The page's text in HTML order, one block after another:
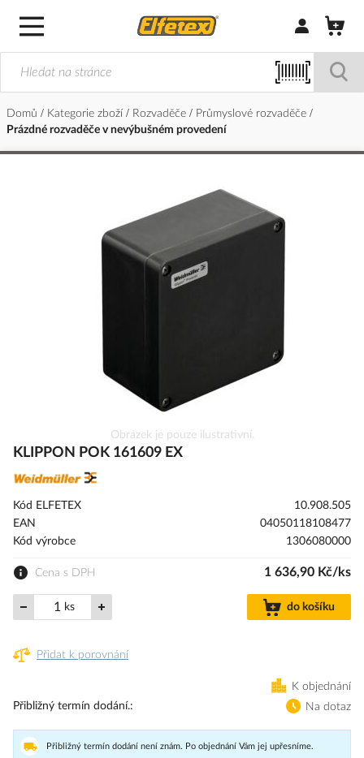
Přihlásit/
Domů Kategorie zboží Rozvaděče
Průmyslové rozvaděče
Prázdné rozvaděče v nevýbušném provedení
na
galerie
s
Obrázek je pouze ilustrativní.
KLIPPON POK 161609 EX
Kód ELFETEX
10.908.505
EAN
04050118108477
Kód výrobce
1306080000
Cena s DPH 1 636,90 Kč/ks
ks do košíku
Přidat k porovnání
K objednání
Přibližný termín dodání.
Na dotaz
Přibližný termín dodání není znám. Po objednání Vám jej upřesníme.